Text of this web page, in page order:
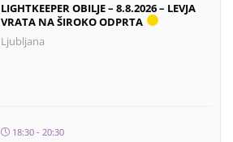
LIGHTKEEPER OBILJE – 8.8.2026 – LEVJA
VRATA NA ŠIROKO ODPRTA
Ljubljana
18:30 - 20:30